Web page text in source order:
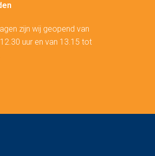
zijn wij geopend van
uur en van 13.15 tot